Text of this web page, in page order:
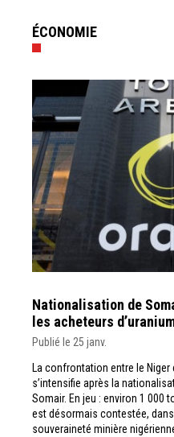
ÉCONOMIE
Nationalisation de
les acheteurs
Publié le 25 janv.
La confrontation entre le
s’intensifie après la
Somair. En jeu : environ 1 000
est désormais contestée,
souveraineté minière